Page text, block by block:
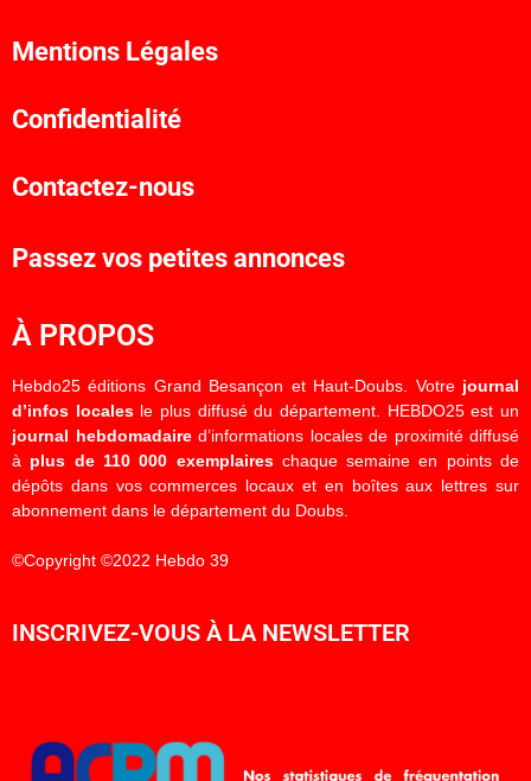
Mentions Légales
Confidentialité
Contactez-nous
Passez vos petites annonces
À PROPOS
Hebdo25 éditions Grand Besançon et Haut-Doubs. Votre journal
d’infos localesle plus diffusé du département. HEBDO25 est un
journal hebdomadaired’informations locales de proximité diffusé
à plus de 110 000 exemplaireschaque semaine en points de
dépôts dans vos commerces locaux et en boîtes aux lettres sur
abonnement dans le département du Doubs.
©Copyright ©2022 Hebdo 39
INSCRIVEZ-VOUS À LA NEWSLETTER